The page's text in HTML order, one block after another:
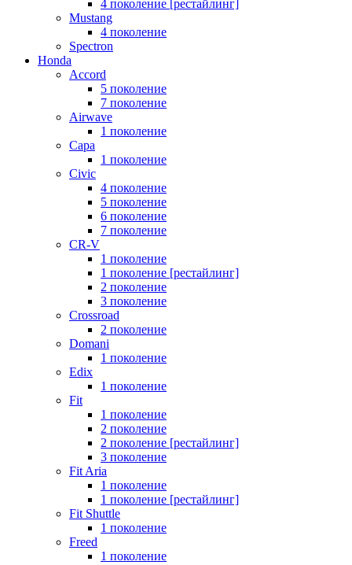
4 поколение [рестайлинг]
Mustang
4 поколение
Spectron
Honda
Accord
5 поколение
7 поколение
Airwave
1 поколение
Capa
1 поколение
Civic
4 поколение
5 поколение
6 поколение
7 поколение
CR-V
1 поколение
1 поколение [рестайлинг]
2 поколение
3 поколение
Crossroad
2 поколение
Domani
1 поколение
Edix
1 поколение
Fit
1 поколение
2 поколение
2 поколение [рестайлинг]
3 поколение
Fit Aria
1 поколение
1 поколение [рестайлинг]
Fit Shuttle
1 поколение
Freed
1 поколение